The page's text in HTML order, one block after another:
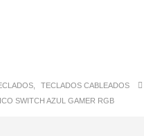
TECLADOS CABLEADOS
SWITCH AZUL GAMER RGB